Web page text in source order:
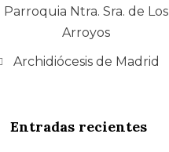
Parroquia Ntra. Sra. de Los
Arroyos
Archidiócesis de Madrid
Entradas recientes